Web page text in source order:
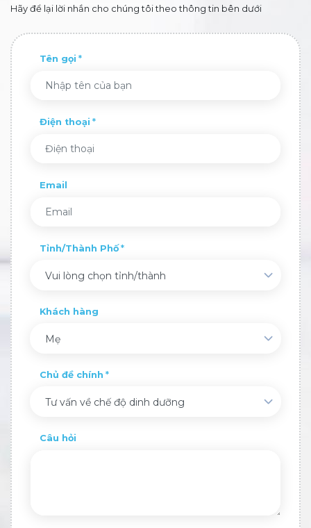
Hãy để lại lời nhắn cho chúng tôi theo thông tin bên dưới
Tên gọi
Điện thoại
Email
Tỉnh/Thành Phố
Vui lòng chọn tỉnh/thành
Khách hàng
Mẹ
Chủ đề chính
Tư vấn về chế độ dinh dưỡng
Câu hỏi